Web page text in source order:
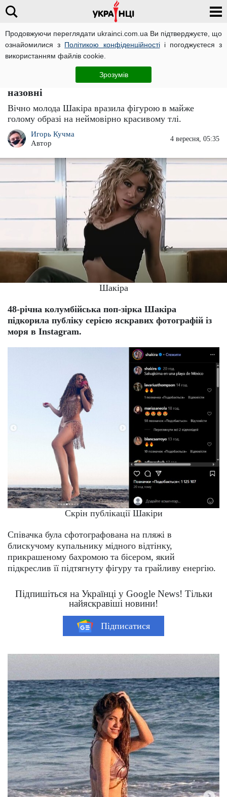
Продовжуючи переглядати ukrainci.com.ua Ви підтверджуєте, що
ознайомилися з Політикою конфіденційностіі погоджуєтеся з
використанням файлів cookie.
Зрозумів
Наполовину гола Шакіра засвітила
"висюльки": соковиті форми просяться
назовні
Вічно молода Шакіра вразила фігурою в майже
голому образі на неймовірно красивому тлі.
Игорь Кучма
Автор
4 вересня, 05:35
Шакіра
48-річна колумбійська поп-зірка Шакіра
підкорила публіку серією яскравих фотографій із
моря в Instagram.
Скрін публікації Шакіри
Співачка була сфотографована на пляжі в
блискучому купальнику мідного відтінку,
прикрашеному бахромою та бісером, який
підкреслив її підтягнуту фігуру та грайливу енергію.
Підпишіться на Українці у Google News! Тільки
найяскравіші новини!
Підписатися